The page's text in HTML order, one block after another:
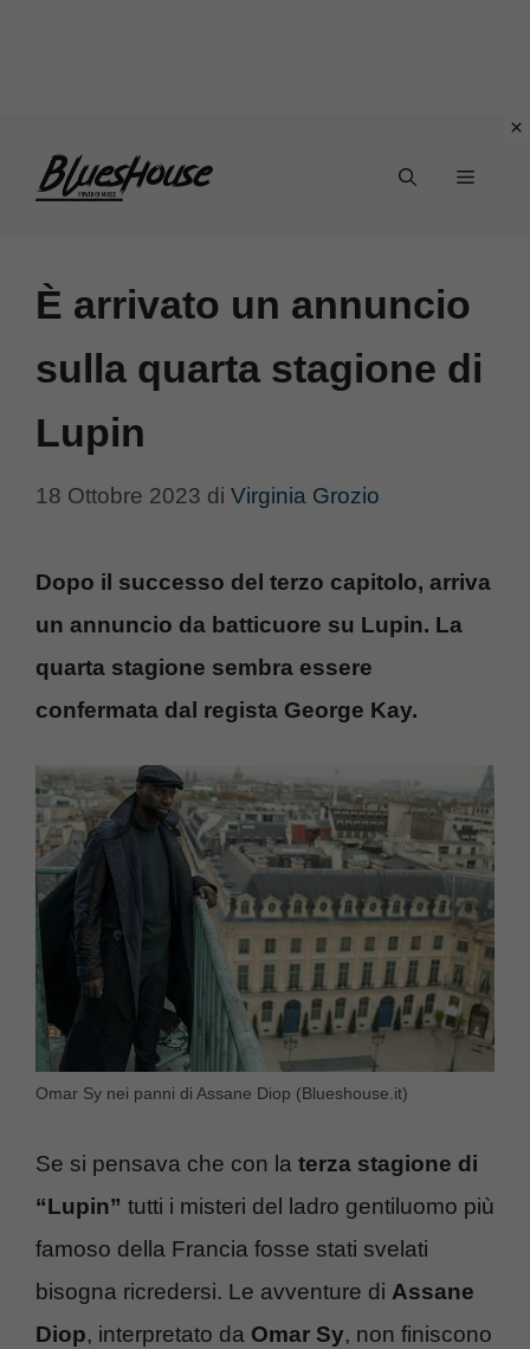
Menu
È arrivato un annuncio
sulla quarta stagione di
Lupin
18 Ottobre 2023 di Virginia Grozio
Dopo il successo del terzo capitolo, arriva
un annuncio da batticuore su Lupin. La
quarta stagione sembra essere
confermata dal regista George Kay.
Omar Sy nei panni di Assane Diop (Blueshouse.it)
Se si pensava che con la terza stagione di
“Lupin” tutti i misteri del ladro gentiluomo più
famoso della Francia fosse stati svelati
bisogna ricredersi. Le avventure di Assane
Diop, interpretato da Omar Sy, non finiscono